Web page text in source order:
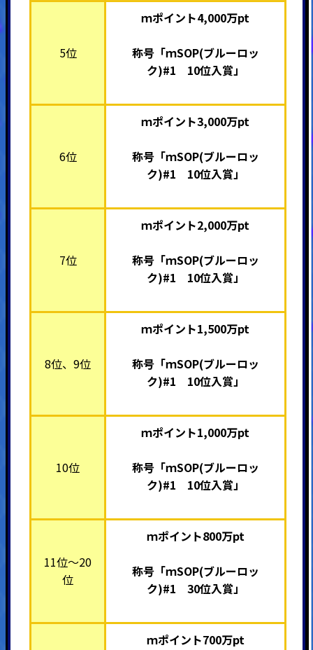
5位
ｍポイント4,000万pt
称号「ｍSOP(ブルーロッ
ク)#1 10位入賞」
6位
ｍポイント3,000万pt
称号「ｍSOP(ブルーロッ
ク)#1 10位入賞」
7位
ｍポイント2,000万pt
称号「ｍSOP(ブルーロッ
ク)#1 10位入賞」
8位、9位
ｍポイント1,500万pt
称号「ｍSOP(ブルーロッ
ク)#1 10位入賞」
10位
ｍポイント1,000万pt
称号「ｍSOP(ブルーロッ
ク)#1 10位入賞」
11位～20
位
ｍポイント800万pt
称号「ｍSOP(ブルーロッ
ク)#1 30位入賞」
ｍポイント700万pt